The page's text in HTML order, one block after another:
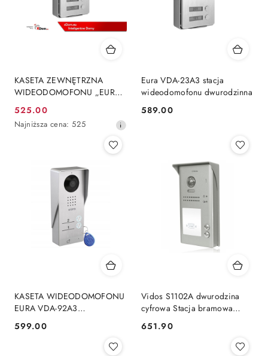
KASETA ZEWNĘTRZNA
WIDEODOMOFONU „EURA"
CONNECT'' - dwurodzinna
Cena
promocyjna:
525.00
Najniższa
Najniższa cena: 525
Eura VDA-23A3 stacja
wideodomofonu dwurodzinna
Cena:
589.00
KASETA WIDEODOMOFONU
EURA VDA-92A3
dwurodzinna, czytnik RFID
Cena:
599.00
Vidos S1102A dwurodzina
cyfrowa Stacja bramowa
wideodomofonu
Cena:
651.90